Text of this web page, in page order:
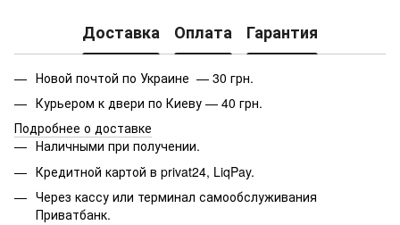
Доставка Оплата Гарантия
Новой почтой по Украине — 30 грн.
Курьером к двери по Киеву — 40 грн.
Подробнее о доставке
Наличными при получении.
Кредитной картой в privat24, LiqPay.
Через кассу или терминал самообслуживания
Приватбанк.